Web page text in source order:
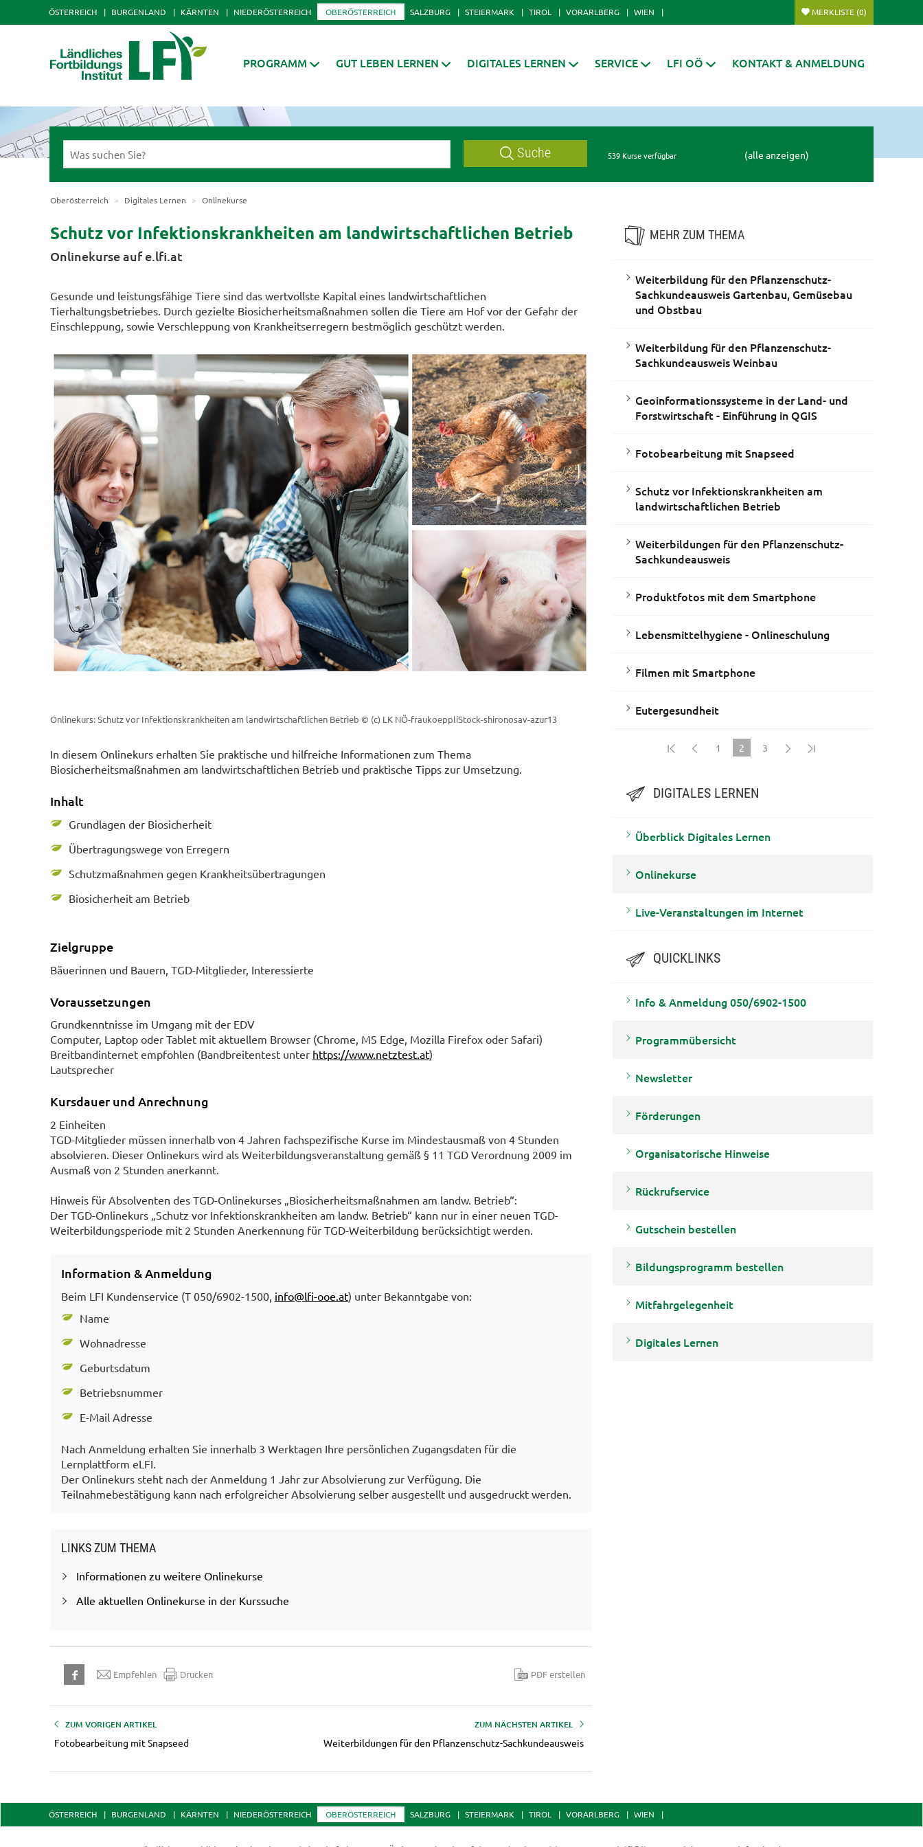
ÖSTERREICH BURGENLAND KÄRNTEN NIEDERÖSTERREICH OBERÖSTERREICH SALZBURG STEIERMARK TIROL VORARLBERG WIEN MERKLISTE (0)
PROGRAMM GUT LEBEN LERNEN DIGITALES LERNEN SERVICE LFI OÖ KONTAKT & ANMELDUNG
Suche 539 Kurse verfügbar (alle anzeigen)
Oberösterreich Digitales Lernen Onlinekurse
Schutz vor Infektionskrankheiten am landwirtschaftlichen Betrieb
Onlinekurse auf e.lfi.at
Gesunde und leistungsfähige Tiere sind das wertvollste Kapital eines landwirtschaftlichen
Tierhaltungsbetriebes. Durch gezielte Biosicherheitsmaßnahmen sollen die Tiere am Hof vor der Gefahr der
Einschleppung, sowie Verschleppung von Krankheitserregern bestmöglich geschützt werden.
Onlinekurs: Schutz vor Infektionskrankheiten am landwirtschaftlichen Betrieb © (c) LK NÖ-fraukoeppliStock-shironosav-azur13
In diesem Onlinekurs erhalten Sie praktische und hilfreiche Informationen zum Thema
Biosicherheitsmaßnahmen am landwirtschaftlichen Betrieb und praktische Tipps zur Umsetzung.
Inhalt
Grundlagen der Biosicherheit
Übertragungswege von Erregern
Schutzmaßnahmen gegen Krankheitsübertragungen
Biosicherheit am Betrieb
Zielgruppe
Bäuerinnen und Bauern, TGD-Mitglieder, Interessierte
Voraussetzungen
Grundkenntnisse im Umgang mit der EDV
Computer, Laptop oder Tablet mit aktuellem Browser (Chrome, MS Edge, Mozilla Firefox oder Safari)
Breitbandinternet empfohlen (Bandbreitentest unter https://www.netztest.at)
Lautsprecher
Kursdauer und Anrechnung
2 Einheiten
TGD-Mitglieder müssen innerhalb von 4 Jahren fachspezifische Kurse im Mindestausmaß von 4 Stunden
absolvieren. Dieser Onlinekurs wird als Weiterbildungsveranstaltung gemäß § 11 TGD Verordnung 2009 im
Ausmaß von 2 Stunden anerkannt.
Hinweis für Absolventen des TGD-Onlinekurses „Biosicherheitsmaßnahmen am landw. Betrieb“:
Der TGD-Onlinekurs „Schutz vor Infektionskrankheiten am landw. Betrieb“ kann nur in einer neuen TGD-
Weiterbildungsperiode mit 2 Stunden Anerkennung für TGD-Weiterbildung berücksichtigt werden.
Information & Anmeldung
Beim LFI Kundenservice (T 050/6902-1500, info@lfi-ooe.at) unter Bekanntgabe von:
Name
Wohnadresse
Geburtsdatum
Betriebsnummer
E-Mail Adresse
Nach Anmeldung erhalten Sie innerhalb 3 Werktagen Ihre persönlichen Zugangsdaten für die
Lernplattform eLFI.
Der Onlinekurs steht nach der Anmeldung 1 Jahr zur Absolvierung zur Verfügung. Die
Teilnahmebestätigung kann nach erfolgreicher Absolvierung selber ausgestellt und ausgedruckt werden.
LINKS ZUM THEMA
Informationen zu weitere Onlinekurse
Alle aktuellen Onlinekurse in der Kurssuche
Empfehlen Drucken PDF erstellen
ZUM VORIGEN ARTIKEL
Fotobearbeitung mit Snapseed
ZUM NÄCHSTEN ARTIKEL
Weiterbildungen für den Pflanzenschutz-Sachkundeausweis
MEHR ZUM THEMA
Weiterbildung für den Pflanzenschutz-
Sachkundeausweis Gartenbau, Gemüsebau
und Obstbau
Weiterbildung für den Pflanzenschutz-
Sachkundeausweis Weinbau
Geoinformationssysteme in der Land- und
Forstwirtschaft - Einführung in QGIS
Fotobearbeitung mit Snapseed
Schutz vor Infektionskrankheiten am
landwirtschaftlichen Betrieb
Weiterbildungen für den Pflanzenschutz-
Sachkundeausweis
Produktfotos mit dem Smartphone
Lebensmittelhygiene - Onlineschulung
Filmen mit Smartphone
Eutergesundheit
1
2
3
DIGITALES LERNEN
Überblick Digitales Lernen
Onlinekurse
Live-Veranstaltungen im Internet
QUICKLINKS
Info & Anmeldung 050/6902-1500
Programmübersicht
Newsletter
Förderungen
Organisatorische Hinweise
Rückrufservice
Gutschein bestellen
Bildungsprogramm bestellen
Mitfahrgelegenheit
Digitales Lernen
ÖSTERREICH BURGENLAND KÄRNTEN NIEDERÖSTERREICH OBERÖSTERREICH SALZBURG STEIERMARK TIROL VORARLBERG WIEN